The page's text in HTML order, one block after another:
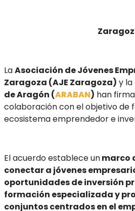
LaAsociación de Jóvenes
Zaragoza (AJE Zaragoza) y la
de Aragón (ARABAN) han
colaboración con el objetivo de
ecosistema emprendedor e
El acuerdo establece unmarco
conectar a jóvenes
oportunidades de inversión
formación especializada y
conjuntos centrados en el